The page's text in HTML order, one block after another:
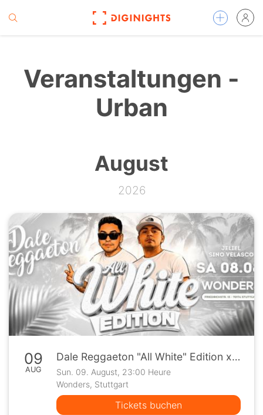
Veranstaltungen -
Urban
August
2026
09
AUG
Dale Reggaeton "All White" Edition x Wonders Stuttgart / Sa 08.08.26
Sun. 09. August, 23:00 Heure
Wonders, Stuttgart
Tickets buchen